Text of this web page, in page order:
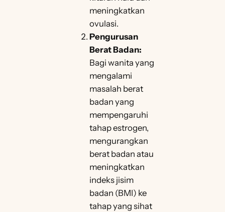
meningkatkan
ovulasi.
Pengurusan
Berat Badan:
Bagi wanita yang
mengalami
masalah berat
badan yang
mempengaruhi
tahap estrogen,
mengurangkan
berat badan atau
meningkatkan
indeks jisim
badan (BMI) ke
tahap yang sihat